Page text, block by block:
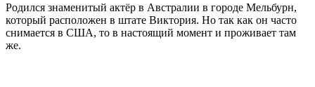
Родился знаменитый актёр в Австралии в городе Мельбурн,
который расположен в штате Виктория. Но так как он часто
снимается в США, то в настоящий момент и проживает там
же.